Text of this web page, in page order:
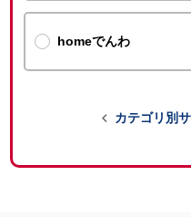
homeでんわ
カテゴリ別
